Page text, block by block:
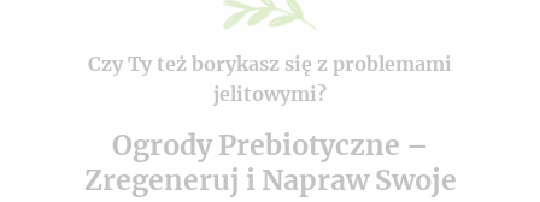
Czy Ty też borykasz się z problemami
jelitowymi?
Ogrody Prebiotyczne –
Zregeneruj i Napraw Swoje